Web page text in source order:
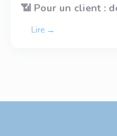
📶 Pour un client :
Lire →